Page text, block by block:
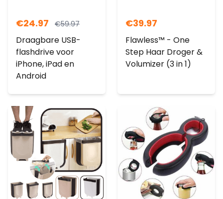
€24.97 €59.97
Draagbare USB-
flashdrive voor
iPhone, iPad en
Android
€39.97
Flawless™ - One
Step Haar Droger &
Volumizer (3 in 1)